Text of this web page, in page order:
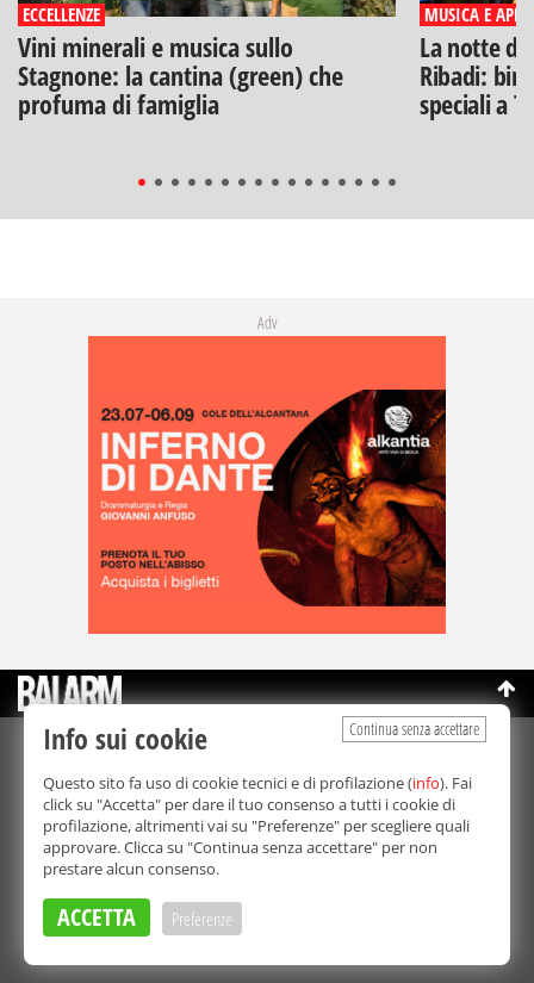
ECCELLENZE
Vini minerali e musica sullo
Stagnone: la cantina (green) che
profuma di famiglia
MUSICA E
La notte di
Ribadi:
speciali a
Adv
©Copyright 2003-2026
Bmedia Srl- P.IVA 07064240828
La riproduzione totale o parziale di tutti i contenuti, in qualunque
forma, su qualsiasi supporto è proibita.
Balarm.it è una testata giornalistica registrata. Autorizzazione del
Tribunale di Palermo n° 32 del 21/10/2003
Direttore responsabile:
Continua senza accettare
Info sui cookie
Questo sito fa uso di cookie tecnici e di profilazione (info). Fai
click su "Accetta" per dare il tuo consenso a tutti i cookie di
profilazione, altrimenti vai su "Preferenze" per scegliere quali
approvare. Clicca su "Continua senza accettare" per non
prestare alcun consenso.
ACCETTA Preferenze